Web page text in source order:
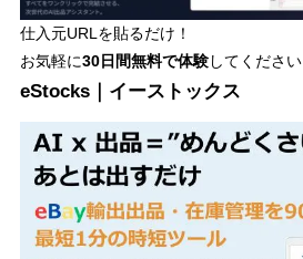
仕入元URLを貼るだけ！
お気軽に30日間無料で体験してください
eStocks｜イーストックス